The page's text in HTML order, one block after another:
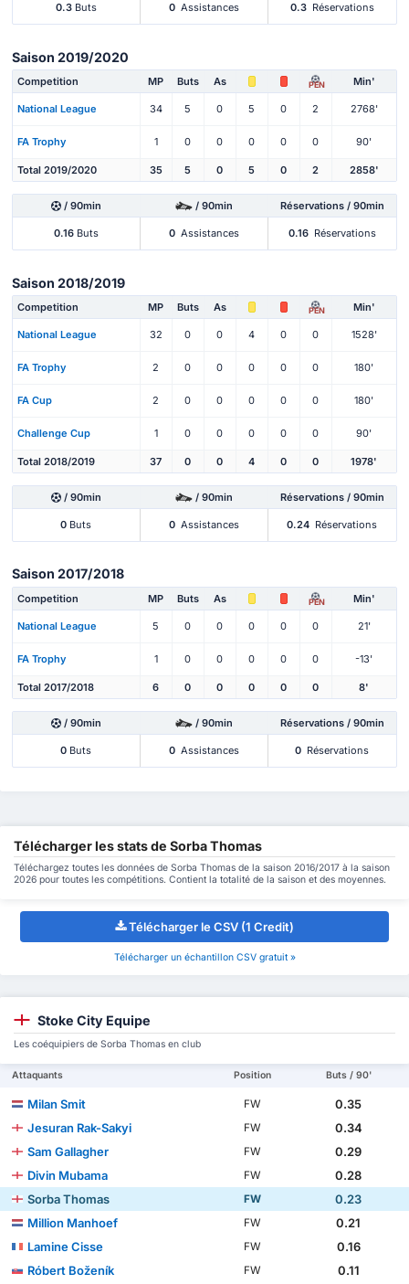
0.3Buts 0 Assistances 0.3 Réservations
Saison 2019/2020
Competition MP Buts As PEN Min'
National League 34 5 0 5 0 2 2768'
FA Trophy 1 0 0 0 0 0 90'
Total 2019/2020 35 5 0 5 0 2 2858'
/ 90min / 90min Réservations / 90min
0.16Buts 0 Assistances 0.16 Réservations
Saison 2018/2019
Competition MP Buts As PEN Min'
National League 32 0 0 4 0 0 1528'
FA Trophy 2 0 0 0 0 0 180'
FA Cup 2 0 0 0 0 0 180'
Challenge Cup 1 0 0 0 0 0 90'
Total 2018/2019 37 0 0 4 0 0 1978'
/ 90min / 90min Réservations / 90min
0 Buts 0 Assistances 0.24 Réservations
Saison 2017/2018
Competition MP Buts As PEN Min'
National League 5 0 0 0 0 0 21'
FA Trophy 1 0 0 0 0 0 -13'
Total 2017/2018 6 0 0 0 0 0 8'
/ 90min / 90min Réservations / 90min
0 Buts 0 Assistances 0 Réservations
Télécharger les stats de Sorba Thomas
Téléchargez toutes les données de Sorba Thomas de la saison 2016/2017 à la saison
2026 pour toutes les compétitions. Contient la totalité de la saison et des moyennes.
Télécharger le CSV (1 Credit)
Télécharger un échantillon CSV gratuit »
Stoke City Equipe
Les coéquipiers de Sorba Thomas en club
Attaquants Position Buts / 90'
Milan Smit FW
0.35
Jesuran Rak-Sakyi
FW
0.34
Sam Gallagher
FW
0.29
Divin Mubama
FW
0.28
Sorba Thomas
FW
0.23
Million Manhoef
FW
0.21
Lamine Cisse
FW
0.16
Róbert Boženík
FW 0.11